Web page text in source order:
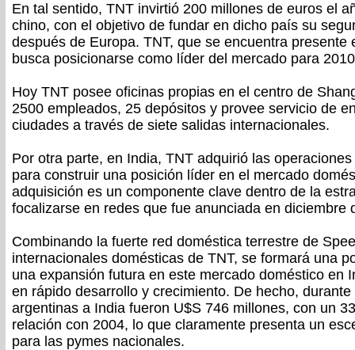
En tal sentido, TNT invirtió 200 millones de euros el
chino, con el objetivo de fundar en dicho país su
después de Europa. TNT, que se encuentra presente
busca posicionarse como líder del mercado para
Hoy TNT posee oficinas propias en el centro de
2500 empleados, 25 depósitos y provee servicio de
ciudades a través de siete salidas internacionales.
Por otra parte, en India, TNT adquirió las
para construir una posición líder en el mercado
adquisición es un componente clave dentro de la
focalizarse en redes que fue anunciada en diciembre
Combinando la fuerte red doméstica terrestre de
internacionales domésticas de TNT, se formará una
una expansión futura en este mercado doméstico en
en rápido desarrollo y crecimiento. De hecho,
argentinas a India fueron U$S 746 millones, con un
relación con 2004, lo que claramente presenta un
para las pymes nacionales.